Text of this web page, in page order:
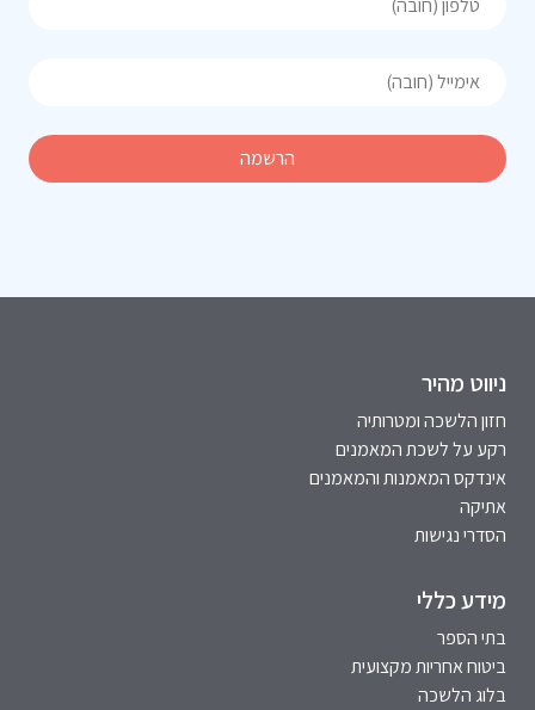
ניווט מהיר
חזון הלשכה ומטרותיה
רקע על לשכת המאמנים
אינדקס המאמנות והמאמנים
אתיקה
הסדרי נגישות
מידע כללי
בתי הספר
ביטוח אחריות מקצועית
בלוג הלשכה